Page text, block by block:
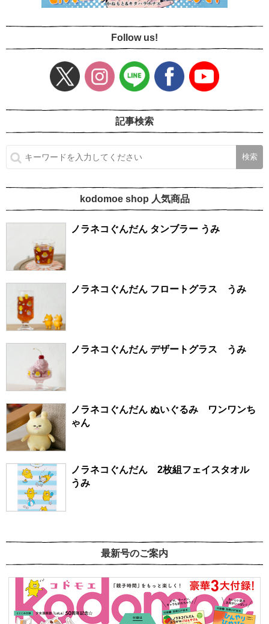
Follow us!
記事検索
kodomoe shop 人気商品
ノラネコぐんだん タンブラー うみ
ノラネコぐんだん フロートグラス うみ
ノラネコぐんだん デザートグラス うみ
ノラネコぐんだん ぬいぐるみ ワンワンち
ゃん
ノラネコぐんだん 2枚組フェイスタオル
うみ
最新号のご案内